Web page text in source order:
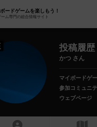
ードゲームを楽しもう！
ム専門の総合情報サイト
投稿履歴
かつ さん
マイボードゲ
参加コミュニ
ウェブページ